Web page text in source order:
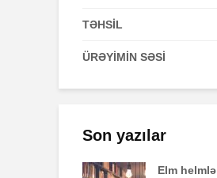
TƏHSİL
ÜRƏYİMİN SƏSİ
Son yazılar
Elm helmlə